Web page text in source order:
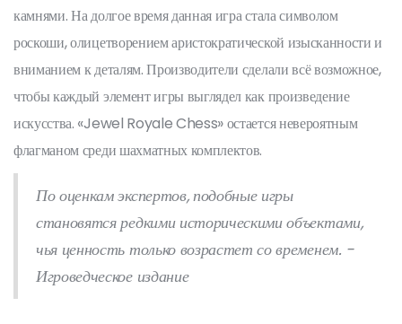
камнями. На долгое время данная игра стала символом
роскоши, олицетворением аристократической изысканности и
вниманием к деталям. Производители сделали всё возможное,
чтобы каждый элемент игры выглядел как произведение
искусства. «Jewel Royale Chess» остается невероятным
флагманом среди шахматных комплектов.
По оценкам экспертов, подобные игры
становятся редкими историческими объектами,
чья ценность только возрастет со временем. -
Игроведческое издание